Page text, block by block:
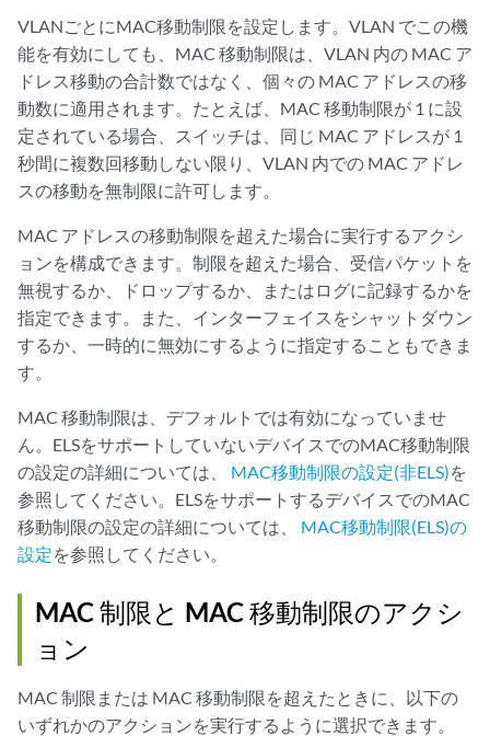
VLANごとにMAC移動制限を設定します。VLAN でこの機
能を有効にしても、MAC 移動制限は、VLAN 内の MAC ア
ドレス移動の合計数ではなく、個々の MAC アドレスの移
動数に適用されます。たとえば、MAC 移動制限が 1 に設
定されている場合、スイッチは、同じ MAC アドレスが 1
秒間に複数回移動しない限り、VLAN 内での MAC アドレ
スの移動を無制限に許可します。
MAC アドレスの移動制限を超えた場合に実行するアクシ
ョンを構成できます。制限を超えた場合、受信パケットを
無視するか、ドロップするか、またはログに記録するかを
指定できます。また、インターフェイスをシャットダウン
するか、一時的に無効にするように指定することもできま
す。
MAC 移動制限は、デフォルトでは有効になっていませ
ん。ELSをサポートしていないデバイスでのMAC移動制限
の設定の詳細については、 MAC移動制限の設定(非ELS)を
参照してください。ELSをサポートするデバイスでのMAC
移動制限の設定の詳細については、 MAC移動制限(ELS)の
設定を参照してください。
MAC 制限と MAC 移動制限のアクシ
ョン
MAC 制限または MAC 移動制限を超えたときに、以下の
いずれかのアクションを実行するように選択できます。